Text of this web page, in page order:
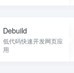
Debuild
低代码快速开发网页应
用